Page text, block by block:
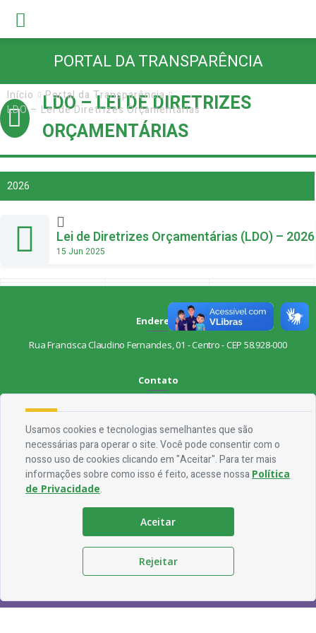
PORTAL DA TRANSPARÊNCIA
Início
Portal da Transparência
LDO – Lei de Diretrizes Orçamentárias
LDO – LEI DE DIRETRIZES
ORÇAMENTÁRIAS
2026
Lei de Diretrizes Orçamentárias (LDO) – 2026
15 Jun 2025
Endereço
Rua Francisca Claudino Fernandes, 01 - Centro - CEP 58.928-000
Contato
Horário De Funcionamento
Expediente:De segunda à sexta, das 08h às 13h
Redes Socias
Usamos cookies e tecnologias semelhantes que são
necessárias para operar o site. Você pode consentir com o
nosso uso de cookies clicando em "Aceitar". Para ter mais
informações sobre como isso é feito, acesse nossa Política
de Privacidade.
Aceitar
Rejeitar